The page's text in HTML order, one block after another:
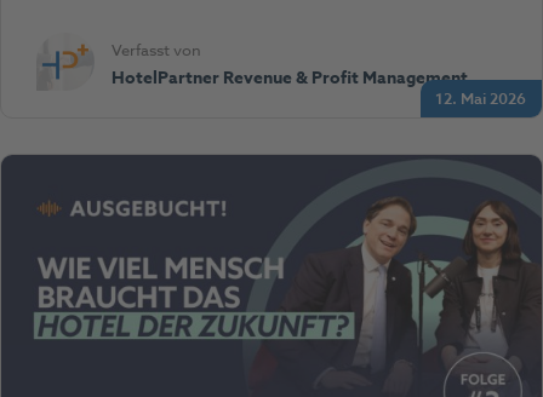
12. Mai 2026
Verfasst von
HotelPartner Revenue & Profit Management